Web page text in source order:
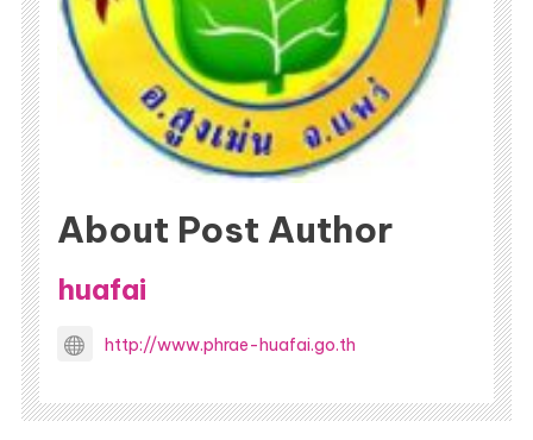
About Post Author
huafai
http://www.phrae-huafai.go.th